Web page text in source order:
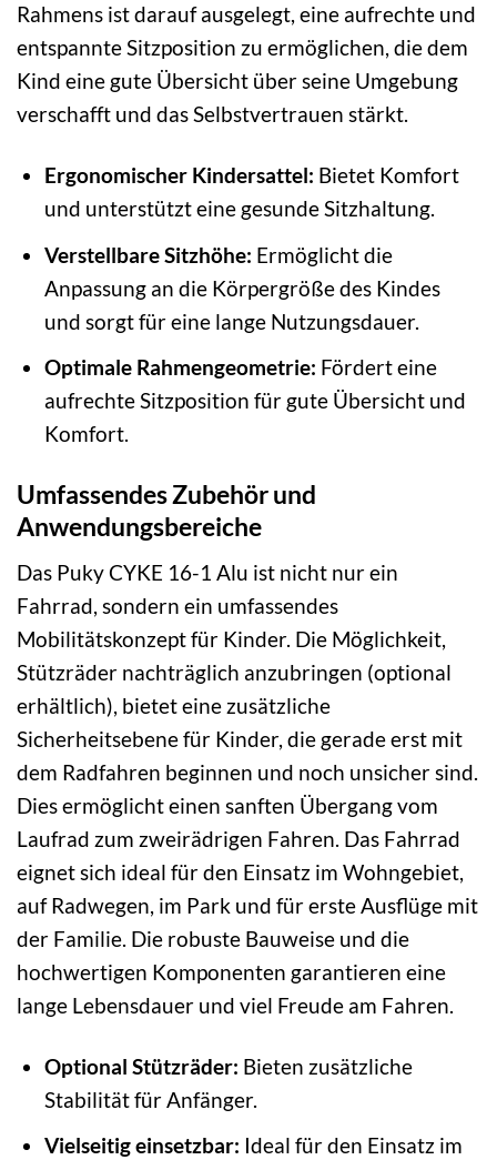
Rahmens ist darauf ausgelegt, eine aufrechte und
entspannte Sitzposition zu ermöglichen, die dem
Kind eine gute Übersicht über seine Umgebung
verschafft und das Selbstvertrauen stärkt.
Ergonomischer Kindersattel: Bietet Komfort
und unterstützt eine gesunde Sitzhaltung.
Verstellbare Sitzhöhe: Ermöglicht die
Anpassung an die Körpergröße des Kindes
und sorgt für eine lange Nutzungsdauer.
Optimale Rahmengeometrie: Fördert eine
aufrechte Sitzposition für gute Übersicht und
Komfort.
Umfassendes Zubehör und
Anwendungsbereiche
Das Puky CYKE 16-1 Alu ist nicht nur ein
Fahrrad, sondern ein umfassendes
Mobilitätskonzept für Kinder. Die Möglichkeit,
Stützräder nachträglich anzubringen (optional
erhältlich), bietet eine zusätzliche
Sicherheitsebene für Kinder, die gerade erst mit
dem Radfahren beginnen und noch unsicher sind.
Dies ermöglicht einen sanften Übergang vom
Laufrad zum zweirädrigen Fahren. Das Fahrrad
eignet sich ideal für den Einsatz im Wohngebiet,
auf Radwegen, im Park und für erste Ausflüge mit
der Familie. Die robuste Bauweise und die
hochwertigen Komponenten garantieren eine
lange Lebensdauer und viel Freude am Fahren.
Optional Stützräder: Bieten zusätzliche
Stabilität für Anfänger.
Vielseitig einsetzbar: Ideal für den Einsatz im